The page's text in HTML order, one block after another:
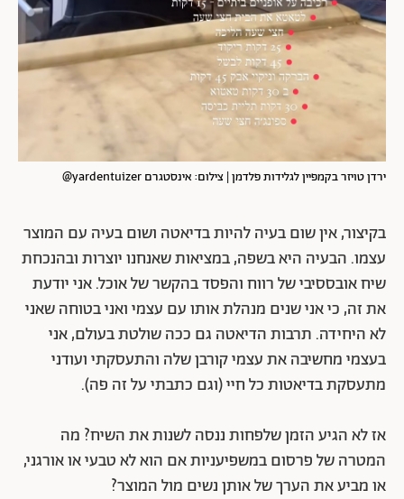
ירדן טויזר בקמפיין לגלידות פלדמן | צילום: אינסטגרם yardentuizer@
בקיצור, אין שום בעיה להיות בדיאטה ושום בעיה עם המוצר
עצמו. הבעיה היא בשפה, במציאות שאנחנו יוצרות ובהנכחת
שיח אובססיבי של רווח והפסד בהקשר של אוכל. אני יודעת
את זה, כי אני שנים מנהלת אותו עם עצמי ואני בטוחה שאני
לא היחידה. תרבות הדיאטה גם ככה שולטת בעולם, אני
בעצמי מחשיבה את עצמי קורבן שלה והתעסקתי ועודני
מתעסקת בדיאטות כל חיי (וגם כתבתי על זה פה).
אז לא הגיע הזמן שלפחות ננסה לשנות את השיח? מה
המטרה של פרסום במשפיעניות אם הוא לא טבעי או אורגני,
או מביע את הערך של אותן נשים מול המוצר?